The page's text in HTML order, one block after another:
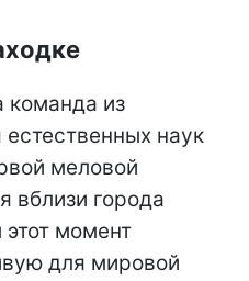
команда из
естественных наук
меловой
вблизи города
момент
для мировой